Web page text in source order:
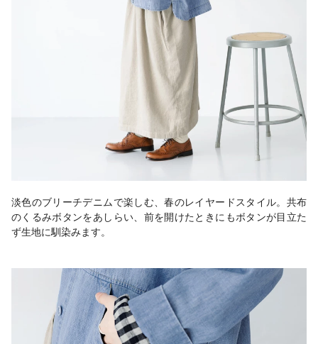
淡色のブリーチデニムで楽しむ、春のレイヤードスタイル。共布
のくるみボタンをあしらい、前を開けたときにもボタンが目立た
ず生地に馴染みます。